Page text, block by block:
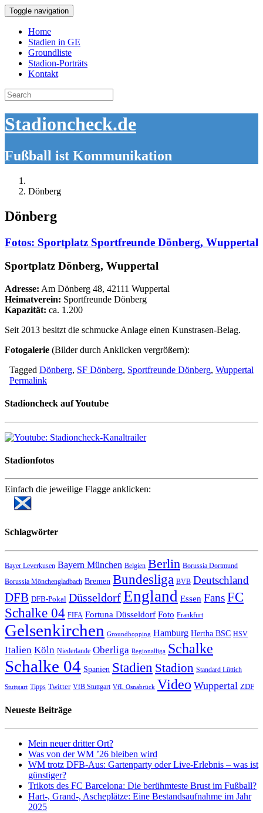
Toggle navigation
Home
Stadien in GE
Groundliste
Stadion-Porträts
Kontakt
Search
for:
Stadioncheck.de
Fußball ist Kommunikation
Dönberg
Dönberg
Fotos: Sportplatz Sportfreunde Dönberg, Wuppertal
Sportplatz Dönberg, Wuppertal
Adresse: Am Dönberg 48, 42111 Wuppertal
Heimatverein: Sportfreunde Dönberg
Kapazität: ca. 1.200
Seit 2013 besitzt die schmucke Anlage einen Kunstrasen-Belag.
Fotogalerie (Bilder durch Anklicken vergrößern):
Tagged Dönberg, SF Dönberg, Sportfreunde Dönberg, Wuppertal
Permalink
Stadioncheck auf Youtube
Stadionfotos
Einfach die jeweilige Flagge anklicken:
Schlagwörter
Bayer Leverkusen Bayern München Belgien Berlin Borussia Dortmund
Borussia Mönchengladbach Bremen Bundesliga BVB Deutschland
DFB DFB-Pokal DüsseldorfEngland Essen FansFC
Schalke 04 FIFA Fortuna Düsseldorf Foto Frankfurt
Gelsenkirchen Groundhopping Hamburg Hertha BSC HSV
Italien Köln Niederlande Oberliga Regionalliga Schalke
Schalke 04 Spanien Stadien Stadion Standard Lüttich
Stuttgart Tipps Twitter VfB Stuttgart VfL Osnabrück Video Wuppertal ZDF
Neueste Beiträge
Mein neuer dritter Ort?
Was von der WM ’26 bleiben wird
WM trotz DFB-Aus: Gartenparty oder Live-Erlebnis – was ist
günstiger?
Trikots des FC Barcelona: Die berühmteste Brust im Fußball?
Hart-, Grand-, Ascheplätze: Eine Bestandsaufnahme im Jahr
2025